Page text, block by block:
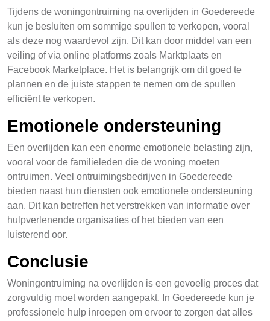
Tijdens de woningontruiming na overlijden in Goedereede
kun je besluiten om sommige spullen te verkopen, vooral
als deze nog waardevol zijn. Dit kan door middel van een
veiling of via online platforms zoals Marktplaats en
Facebook Marketplace. Het is belangrijk om dit goed te
plannen en de juiste stappen te nemen om de spullen
efficiënt te verkopen.
Emotionele ondersteuning
Een overlijden kan een enorme emotionele belasting zijn,
vooral voor de familieleden die de woning moeten
ontruimen. Veel ontruimingsbedrijven in Goedereede
bieden naast hun diensten ook emotionele ondersteuning
aan. Dit kan betreffen het verstrekken van informatie over
hulpverlenende organisaties of het bieden van een
luisterend oor.
Conclusie
Woningontruiming na overlijden is een gevoelig proces dat
zorgvuldig moet worden aangepakt. In Goedereede kun je
professionele hulp inroepen om ervoor te zorgen dat alles